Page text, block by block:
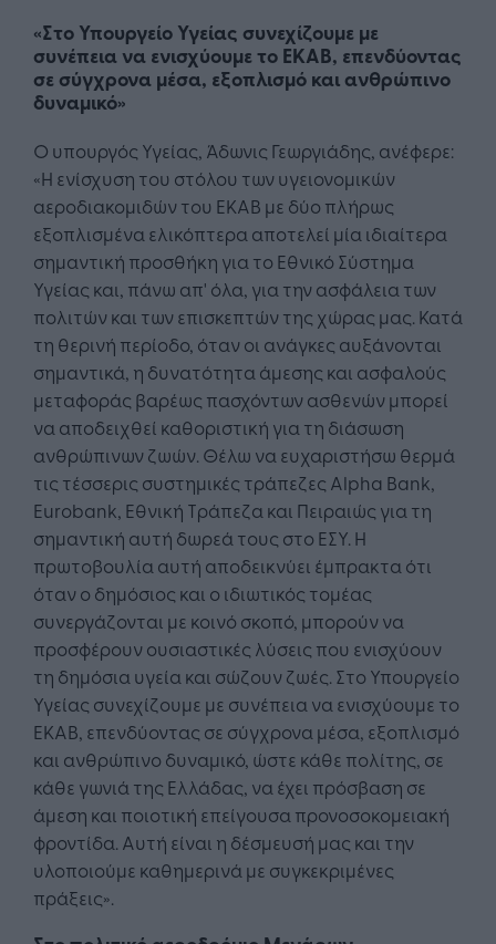
«Στο Υπουργείο Υγείας συνεχίζουμε με
συνέπεια να ενισχύουμε το ΕΚΑΒ, επενδύοντας
σε σύγχρονα μέσα, εξοπλισμό και ανθρώπινο
δυναμικό»
Ο υπουργός Υγείας, Άδωνις Γεωργιάδης, ανέφερε:
«Η ενίσχυση του στόλου των υγειονομικών
αεροδιακομιδών του ΕΚΑΒ με δύο πλήρως
εξοπλισμένα ελικόπτερα αποτελεί μία ιδιαίτερα
σημαντική προσθήκη για το Εθνικό Σύστημα
Υγείας και, πάνω απ' όλα, για την ασφάλεια των
πολιτών και των επισκεπτών της χώρας μας. Κατά
τη θερινή περίοδο, όταν οι ανάγκες αυξάνονται
σημαντικά, η δυνατότητα άμεσης και ασφαλούς
μεταφοράς βαρέως πασχόντων ασθενών μπορεί
να αποδειχθεί καθοριστική για τη διάσωση
ανθρώπινων ζωών. Θέλω να ευχαριστήσω θερμά
τις τέσσερις συστημικές τράπεζες Alpha Bank,
Eurobank, Εθνική Τράπεζα και Πειραιώς για τη
σημαντική αυτή δωρεά τους στο ΕΣΥ. Η
πρωτοβουλία αυτή αποδεικνύει έμπρακτα ότι
όταν ο δημόσιος και ο ιδιωτικός τομέας
συνεργάζονται με κοινό σκοπό, μπορούν να
προσφέρουν ουσιαστικές λύσεις που ενισχύουν
τη δημόσια υγεία και σώζουν ζωές. Στο Υπουργείο
Υγείας συνεχίζουμε με συνέπεια να ενισχύουμε το
ΕΚΑΒ, επενδύοντας σε σύγχρονα μέσα, εξοπλισμό
και ανθρώπινο δυναμικό, ώστε κάθε πολίτης, σε
κάθε γωνιά της Ελλάδας, να έχει πρόσβαση σε
άμεση και ποιοτική επείγουσα προνοσοκομειακή
φροντίδα. Αυτή είναι η δέσμευσή μας και την
υλοποιούμε καθημερινά με συγκεκριμένες
πράξεις».